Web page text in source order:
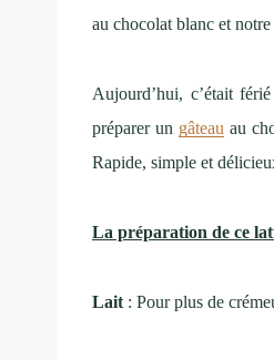
au chocolat blanc et
Aujourd’hui, c’était
préparer un gâteau au
Rapide, simple et
La préparation de ce
Lait : Pour plus de